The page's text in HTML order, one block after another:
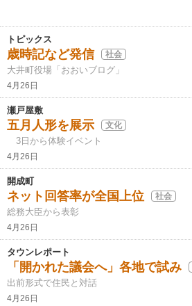
トピックス
歳時記など発信 社会
大井町役場「おおいブログ」
4月26日
瀬戸屋敷
五月人形を展示 文化
3日から体験イベント
4月26日
開成町
ネット回答率が全国上位 社会
総務大臣から表彰
4月26日
タウンレポート
「開かれた議会へ」各地で試み
出前形式で住民と対話
4月26日